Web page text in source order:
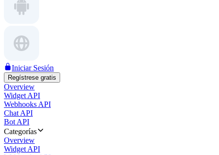
Iniciar Sesión
Regístrese gratis
Overview
Widget API
Webhooks API
Chat API
Bot API
Categorías
Overview
Widget API